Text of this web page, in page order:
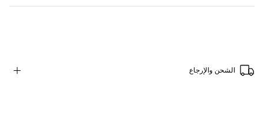
الشحن والإرجاع